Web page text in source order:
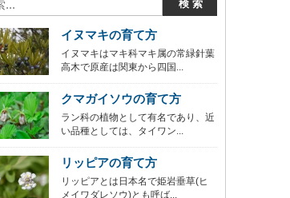
イヌマキの育て方
イヌマキはマキ科マキ属の常緑針葉
高木で原産は関東から四国...
クマガイソウの育て方
ラン科の植物として有名であり、近
い品種としては、タイワン...
リッピアの育て方
リッピアとは日本名で姫岩垂草(ヒ
メイワダレソウ)とも呼ば...